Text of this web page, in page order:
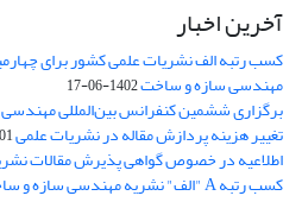
آخرین اخبار
کسب رتبه الف نشریات علمی کشور برای
مهندسی سازه و ساخت1402-06-17
برگزاری ششمین کنفرانس بین‌المللی
تغییر هزینه پردازش مقاله در نشریات علمی26
اطلاعیه در خصوص گواهی پذیرش مقالات
کسب رتبه A "الف" نشریه مهندسی سازه و ساخت